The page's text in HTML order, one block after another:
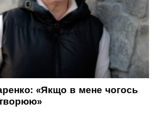
«Якщо в мене чогось